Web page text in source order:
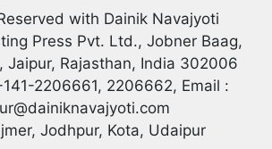
with Dainik Navajyoti
Press Pvt. Ltd., Jobner Baag,
Jaipur, Rajasthan, India 302006
2206661, 2206662, Email :
Jodhpur, Kota, Udaipur